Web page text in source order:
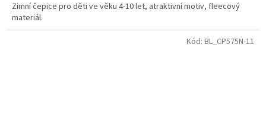
Zimní čepice pro děti ve věku 4-10 let, atraktivní motiv, fleecový
materiál.
Kód: BL_CP575N-11